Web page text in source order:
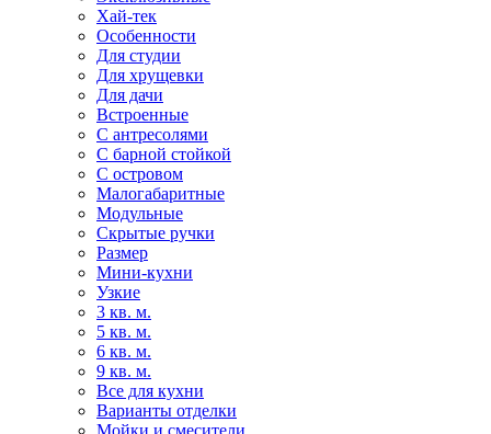
Хай-тек
Особенности
Для студии
Для хрущевки
Для дачи
Встроенные
С антресолями
С барной стойкой
С островом
Малогабаритные
Модульные
Скрытые ручки
Размер
Мини-кухни
Узкие
3 кв. м.
5 кв. м.
6 кв. м.
9 кв. м.
Все для кухни
Варианты отделки
Мойки и смесители